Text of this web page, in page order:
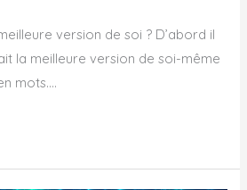
version de soi ? D’abord il
la meilleure version de soi-même
mots….